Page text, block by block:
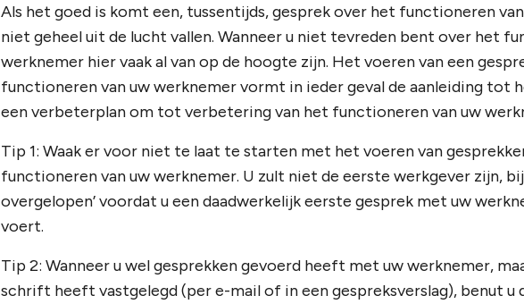
Als het goed is komt een, tussentijds, gesprek over het functioneren
niet geheel uit de lucht vallen. Wanneer u niet tevreden bent over het
werknemer hier vaak al van op de hoogte zijn. Het voeren van een
functioneren van uw werknemer vormt in ieder geval de aanleiding tot
een verbeterplan om tot verbetering van het functioneren van uw
Tip 1: Waak er voor niet te laat te starten met het voeren van
functioneren van uw werknemer. U zult niet de eerste werkgever zijn, bij
overgelopen’ voordat u een daadwerkelijk eerste gesprek met uw
voert.
Tip 2: Wanneer u wel gesprekken gevoerd heeft met uw werknemer,
schrift heeft vastgelegd (per e-mail of in een gespreksverslag), benut u